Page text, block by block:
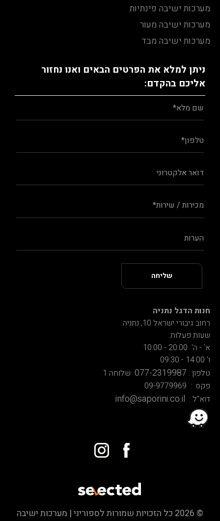
מערכות ישיבה פינתיות
מערכות ישיבה מעור
מערכות ישיבה מבד
ניתן למלא את הפרטים הבאים ואנו נחזור
אליכם בהקדם:
חנות הדגל נתניה
רחוב גיבורי ישראל 10, נתניה
שעות פעלות:
א' - ה' 20:00 - 10:00
ו' 14:00 - 09:30
טלפון : 077-2319987 שלוחה 1
פקס : 09-9779969
דוא"ל : info@saporini.co.il
© 2026 כל הזכויות שמורות לספוריני | מערכות ישיבה